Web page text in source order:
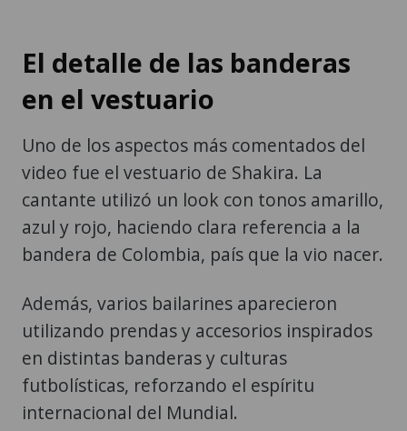
El detalle de las banderas
en el vestuario
Uno de los aspectos más comentados del
video fue el vestuario de Shakira. La
cantante utilizó un look con tonos amarillo,
azul y rojo, haciendo clara referencia a la
bandera de Colombia, país que la vio nacer.
Además, varios bailarines aparecieron
utilizando prendas y accesorios inspirados
en distintas banderas y culturas
futbolísticas, reforzando el espíritu
internacional del Mundial.